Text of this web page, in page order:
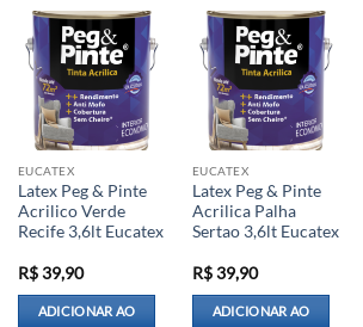
EUCATEX
Latex Peg & Pinte
Acrilico Verde
Recife 3,6lt Eucatex
R$39,90
ADICIONAR AO
EUCATEX
Latex Peg & Pinte
Acrilica Palha
Sertao 3,6lt Eucatex
R$39,90
ADICIONAR AO